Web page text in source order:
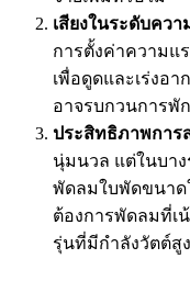
เสียงในระดับควา
การตั้งค่าความแ
เพื่อดูดและเร่งอ
อาจรบกวนการพั
ประสิทธิภาพการ
นุ่มนวล แต่ในบา
พัดลมใบพัดขนา
ต้องการพัดลมที่เ
รุ่นที่มีกำลังวัตต์สู